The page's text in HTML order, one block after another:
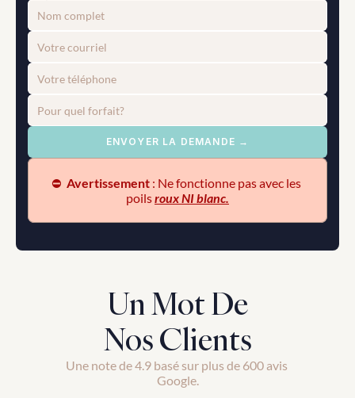
ENVOYER LA DEMANDE →
⛔️ Avertissement : Ne fonctionne pas avec les
poils roux NI blanc.
Un Mot De
Nos Clients
Une note de 4.9 basé sur plus de 600 avis
Google.